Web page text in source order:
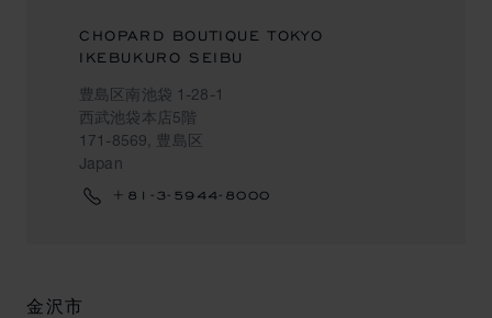
CHOPARD BOUTIQUE TOKYO
IKEBUKURO SEIBU
豊島区南池袋 1-28-1
西武池袋本店5階
171-8569, 豊島区
Japan
+81-3-5944-8000
金沢市